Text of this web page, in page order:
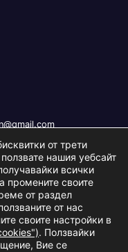
Изработка: S.I.T Solutions
от трети
нашия уебсайт
всички
промените своите
от раздел
от нас
своите настройки в
. Ползвайки
Вие се